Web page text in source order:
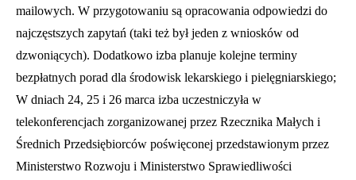
mailowych. W przygotowaniu są opracowania odpowiedzi do
najczęstszych zapytań (taki też był jeden z wniosków od
dzwoniących). Dodatkowo izba planuje kolejne terminy
bezpłatnych porad dla środowisk lekarskiego i pielęgniarskiego;
W dniach 24, 25 i 26 marca izba uczestniczyła w
telekonferencjach zorganizowanej przez Rzecznika Małych i
Średnich Przedsiębiorców poświęconej przedstawionym przez
Ministerstwo Rozwoju i Ministerstwo Sprawiedliwości